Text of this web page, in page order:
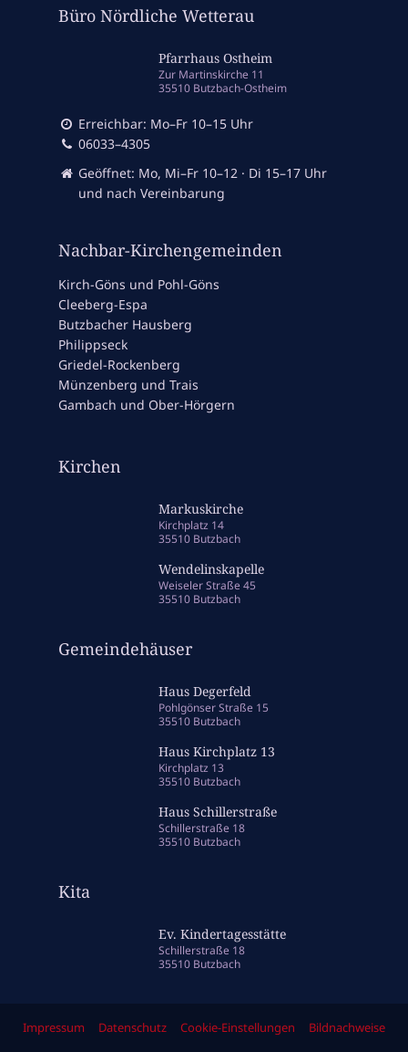
Büro Nördliche Wetterau
Pfarrhaus Ostheim
Zur Martinskirche 11
35510 Butzbach-Ostheim
Erreichbar: Mo–Fr 10–15 Uhr
06033–4305
Geöffnet: Mo, Mi–Fr 10–12 · Di 15–17 Uhr
und nach Vereinbarung
Nachbar-Kirchengemeinden
Kirch-Göns und Pohl-Göns
Cleeberg-Espa
Butzbacher Hausberg
Philippseck
Griedel-Rockenberg
Münzenberg und Trais
Gambach und Ober-Hörgern
Kirchen
Markuskirche
Kirchplatz 14
35510 Butzbach
Wendelinskapelle
Weiseler Straße 45
35510 Butzbach
Gemeindehäuser
Haus Degerfeld
Pohlgönser Straße 15
35510 Butzbach
Haus Kirchplatz 13
Kirchplatz 13
35510 Butzbach
Haus Schillerstraße
Schillerstraße 18
35510 Butzbach
Kita
Ev. Kindertagesstätte
Schillerstraße 18
35510 Butzbach
Impressum Datenschutz Cookie-Einstellungen Bildnachweise